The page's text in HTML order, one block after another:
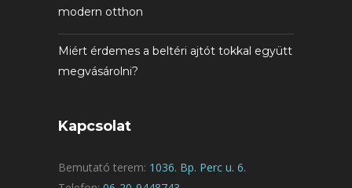
modern otthon
Miért érdemes a beltéri ajtót tokkal együtt
megvásárolni?
Kapcsolat
Bemutató terem: 1036. Bp. Perc u. 6.